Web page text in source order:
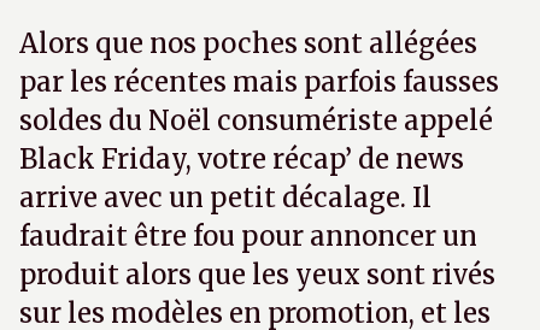
Alors que nos poches sont allégées
par les récentes mais parfois fausses
soldes du Noël consumériste appelé
Black Friday, votre récap’ de news
arrive avec un petit décalage. Il
faudrait être fou pour annoncer un
produit alors que les yeux sont rivés
sur les modèles en promotion, et les